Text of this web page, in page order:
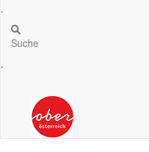
.
Suche
.